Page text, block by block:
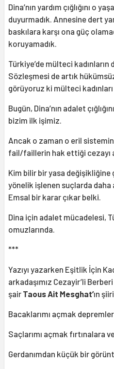
Dina’nın yardım çığlığını o
duyurmadık. Annesine dert
baskılara karşı ona güç
koruyamadık.
Türkiye’de mülteci
Sözleşmesi de artık
görüyoruz ki mülteci
Bugün, Dina’nın adalet
bizim ilk işimiz.
Ancak o zaman o eril
fail/faillerin hak ettiği cezayı
Kim bilir bir yasa değişikliğine
yönelik işlenen suçlarda daha
Emsal bir karar çıkar belki.
Dina için adalet mücadelesi,
omuzlarında.
***
Yazıyı yazarken Eşitlik İçin
arkadaşımız Cezayir’li
şair Taous Ait Mesghat’ın
Bacaklarımı açmak
Saçlarımı açmak fırtınalara
Gerdanımdan küçük bir